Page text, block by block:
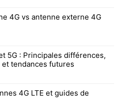
4G vs antenne externe 4G
5G : Principales différences,
tendances futures
4G LTE et guides de